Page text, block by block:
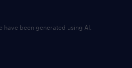
have been generated using AI.